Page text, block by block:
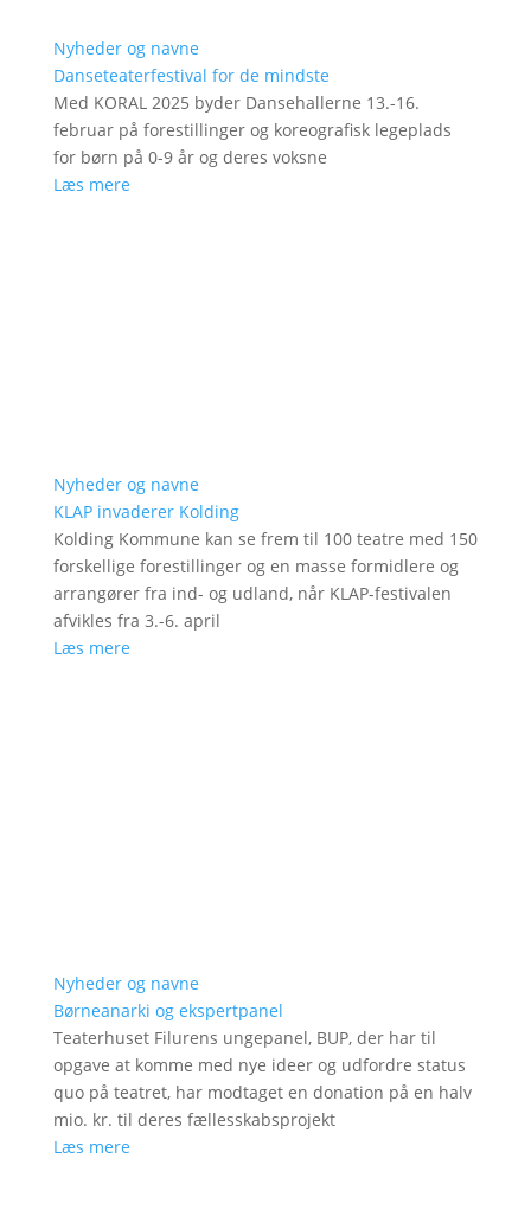
Nyheder og navne
Danseteaterfestival for de mindste
Med KORAL 2025 byder Dansehallerne 13.-16.
februar på forestillinger og koreografisk legeplads
for børn på 0-9 år og deres voksne
Læs mere
Nyheder og navne
KLAP invaderer Kolding
Kolding Kommune kan se frem til 100 teatre med 150
forskellige forestillinger og en masse formidlere og
arrangører fra ind- og udland, når KLAP-festivalen
afvikles fra 3.-6. april
Læs mere
Nyheder og navne
Børneanarki og ekspertpanel
Teaterhuset Filurens ungepanel, BUP, der har til
opgave at komme med nye ideer og udfordre status
quo på teatret, har modtaget en donation på en halv
mio. kr. til deres fællesskabsprojekt
Læs mere